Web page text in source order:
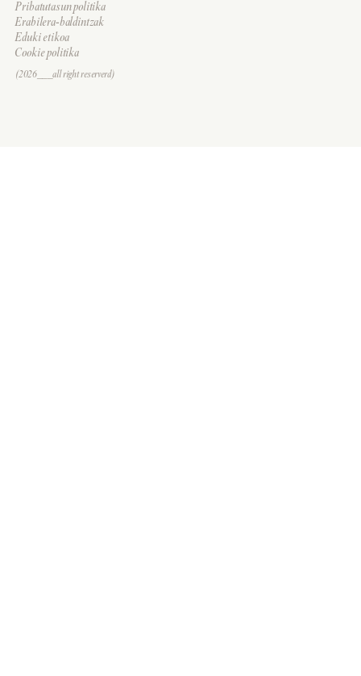
Pribatutasun politika
Erabilera-baldintzak
Eduki etikoa
Cookie politika
(2026___all right reserverd)